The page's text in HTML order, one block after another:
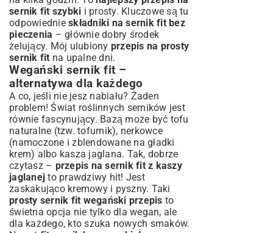
sernik fit szybki i prosty. Kluczowe są tu
odpowiednie składniki na sernik fit bez
pieczenia – głównie dobry środek
żelujący. Mój ulubiony przepis na prosty
sernik fit na upalne dni.
Wegański sernik fit –
alternatywa dla każdego
A co, jeśli nie jesz nabiału? Żaden
problem! Świat roślinnych serników jest
równie fascynujący. Bazą może być tofu
naturalne (tzw. tofurnik), nerkowce
(namoczone i zblendowane na gładki
krem) albo kasza jaglana. Tak, dobrze
czytasz – przepis na sernik fit z kaszy
jaglanej to prawdziwy hit! Jest
zaskakująco kremowy i pyszny. Taki
prosty sernik fit wegański przepis to
świetna opcja nie tylko dla wegan, ale
dla każdego, kto szuka nowych smaków.